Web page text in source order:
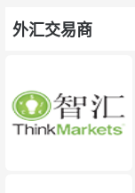
外汇交易商